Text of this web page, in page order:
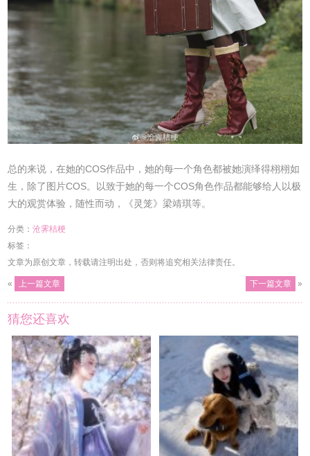
总的来说，在她的COS作品中，她的每一个角色都被她演绎得栩栩如
生，除了图片COS。以致于她的每一个COS角色作品都能够给人以极
大的观赏体验，随性而动，《灵笼》梁靖琪等。
分类：沧霁桔梗
标签：
文章为原创文章，转载请注明出处，否则将追究相关法律责任。
« 上一篇文章 下一篇文章 »
猜您还喜欢